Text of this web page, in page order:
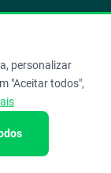
personalizar
"Aceitar todos",